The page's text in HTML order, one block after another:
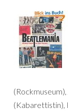
(Kabarettistin),